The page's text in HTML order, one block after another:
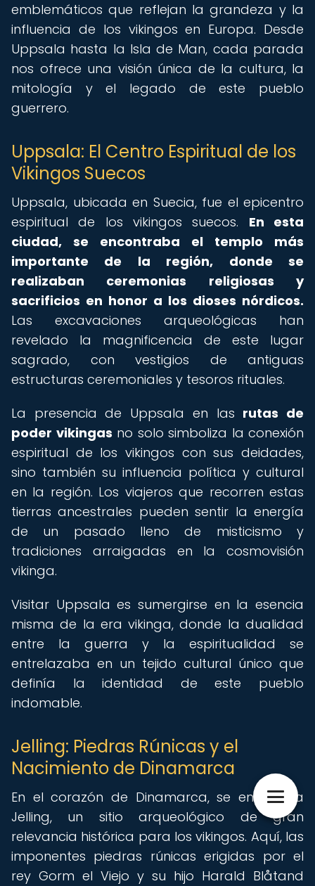
emblemáticos que reflejan la grandeza y la
influencia de los vikingos en Europa. Desde
Uppsala hasta la Isla de Man, cada parada
nos ofrece una visión única de la cultura, la
mitología y el legado de este pueblo
guerrero.
Uppsala: El Centro Espiritual de los
Vikingos Suecos
Uppsala, ubicada en Suecia, fue el epicentro
espiritual de los vikingos suecos. En esta
ciudad, se encontraba el templo más
importante de la región, donde se
realizaban ceremonias religiosas y
sacrificios en honor a los dioses nórdicos.
Las excavaciones arqueológicas han
revelado la magnificencia de este lugar
sagrado, con vestigios de antiguas
estructuras ceremoniales y tesoros rituales.
La presencia de Uppsala en las rutas de
poder vikingas no solo simboliza la conexión
espiritual de los vikingos con sus deidades,
sino también su influencia política y cultural
en la región. Los viajeros que recorren estas
tierras ancestrales pueden sentir la energía
de un pasado lleno de misticismo y
tradiciones arraigadas en la cosmovisión
vikinga.
Visitar Uppsala es sumergirse en la esencia
misma de la era vikinga, donde la dualidad
entre la guerra y la espiritualidad se
entrelazaba en un tejido cultural único que
definía la identidad de este pueblo
indomable.
Jelling: Piedras Rúnicas y el
Nacimiento de Dinamarca
En el corazón de Dinamarca, se encuentra
Jelling, un sitio arqueológico de gran
relevancia histórica para los vikingos. Aquí, las
imponentes piedras rúnicas erigidas por el
rey Gorm el Viejo y su hijo Harald Blåtand